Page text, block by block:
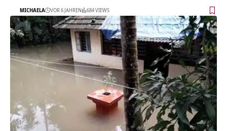
MICHAELA VOR 6 JAHREN 684 VIEWS